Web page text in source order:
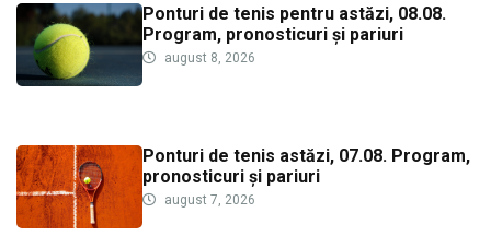
Ponturi de tenis pentru astăzi, 08.08.
Program, pronosticuri și pariuri
august 8, 2026
Ponturi de tenis astăzi, 07.08. Program,
pronosticuri și pariuri
august 7, 2026